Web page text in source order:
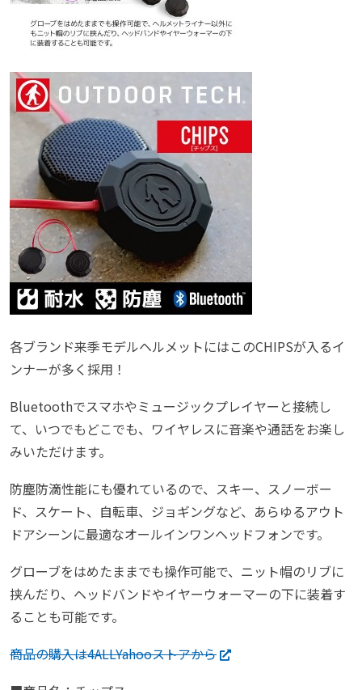
各ブランド来季モデルヘルメットにはこのCHIPSが入るイ
ンナーが多く採用！
Bluetoothでスマホやミュージックプレイヤーと接続し
て、いつでもどこでも、ワイヤレスに音楽や通話をお楽し
みいただけます。
防塵防滴性能にも優れているので、スキー、スノーボー
ド、スケート、自転車、ジョギングなど、あらゆるアウト
ドアシーンに最適なオールインワンヘッドフォンです。
グローブをはめたままでも操作可能で、ニット帽のリブに
挟んだり、ヘッドバンドやイヤーウォーマーの下に装着す
ることも可能です。
商品の購入は4ALLYahooストアから